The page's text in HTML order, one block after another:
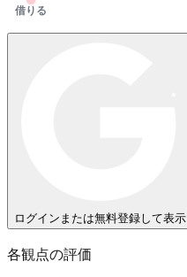
借りる
ログインまたは無料登録して表示
各観点の評価